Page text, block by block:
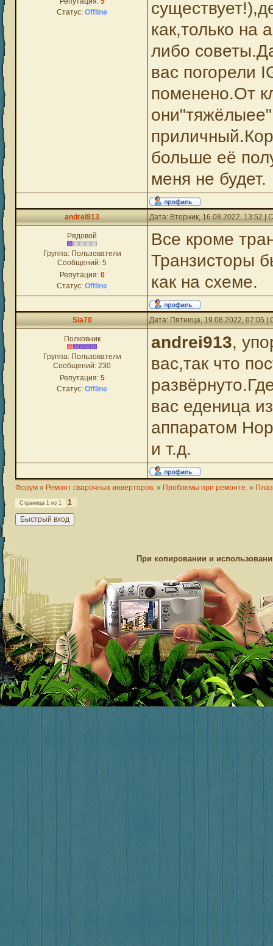
Статус: Offline
как,только на
либо
вас погорели
поменено.От
больше её
меня не будет.
andrei913 Дата: Вторник, 16.08.2022, 13:52 |
Рядовой
Группа: Пользователи
Сообщений: 5
Репутация: 0
Статус: Offline
Все кроме
Транзисторы
как на схеме.
Sla70 Дата: Пятница, 19.08.2022, 07:05
Полковник
Группа: Пользователи
Сообщений: 230
Репутация: 5
Статус: Offline
andrei913,
вас,так что
вас еденица
аппаратом
и т.д.
Форум » Ремонт сварочных инверторов. » Проблемы при ремонте. »
Страница 1 из 1 1
При копировании и